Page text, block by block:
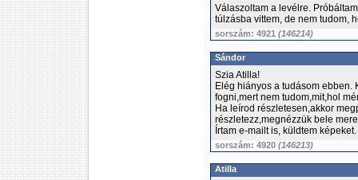
Válaszoltam a levélre.
túlzásba vittem, de nem tudom,
sorszám: 4921 (146214)
Sándor
Szia Atilla!
Elég hiányos a tudásom ebben.
fogni,mert nem tudom,mit,hol
Ha leírod részletesen,akkor
részletezz,megnézzük bele
Írtam e-mailt is, küldtem képeket.
sorszám: 4920 (146213)
Atilla